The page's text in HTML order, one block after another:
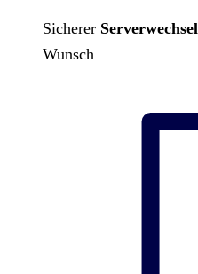
Sicherer Serverwechsel
Wunsch